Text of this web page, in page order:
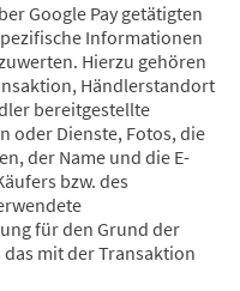
Google Pay getätigten
Informationen
Hierzu gehören
Händlerstandort
bereitgestellte
oder Dienste, Fotos, die
der Name und die E-
bzw. des
für den Grund der
mit der Transaktion